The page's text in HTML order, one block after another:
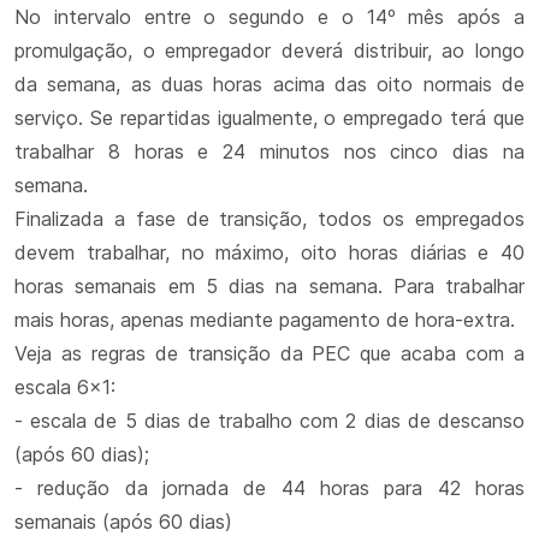
No intervalo entre o segundo e o 14º mês após a
promulgação, o empregador deverá distribuir, ao longo
da semana, as duas horas acima das oito normais de
serviço. Se repartidas igualmente, o empregado terá que
trabalhar 8 horas e 24 minutos nos cinco dias na
semana.
Finalizada a fase de transição, todos os empregados
devem trabalhar, no máximo, oito horas diárias e 40
horas semanais em 5 dias na semana. Para trabalhar
mais horas, apenas mediante pagamento de hora-extra.
Veja as regras de transição da PEC que acaba com a
escala 6x1:
- escala de 5 dias de trabalho com 2 dias de descanso
(após 60 dias);
- redução da jornada de 44 horas para 42 horas
semanais (após 60 dias)